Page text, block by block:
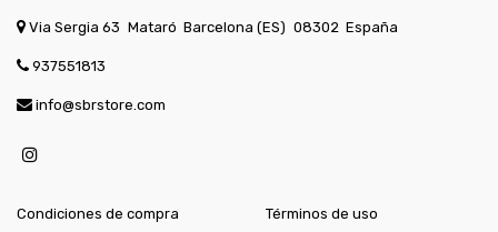
Via Sergia 63 Mataró Barcelona (ES) 08302 España
937551813
info@sbrstore.com
Condiciones de compra Términos de uso